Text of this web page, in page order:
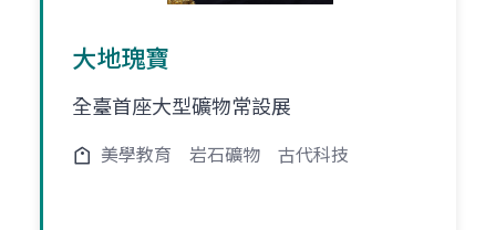
大地瑰寶
全臺首座大型礦物常設展
美學教育 岩石礦物 古代科技